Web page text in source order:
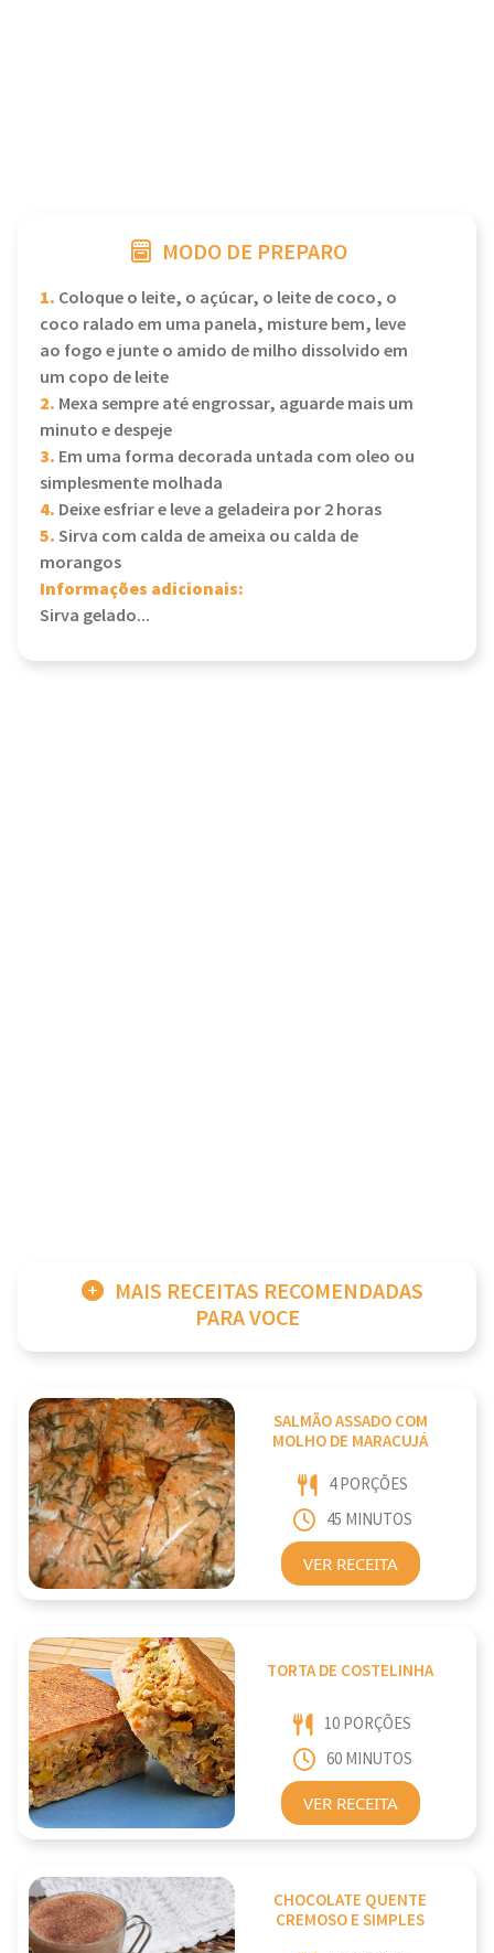
MODO DE PREPARO
1. Coloque o leite, o açúcar, o leite de coco, o
coco ralado em uma panela, misture bem, leve
ao fogo e junte o amido de milho dissolvido em
um copo de leite
2. Mexa sempre até engrossar, aguarde mais um
minuto e despeje
3. Em uma forma decorada untada com oleo ou
simplesmente molhada
4. Deixe esfriar e leve a geladeira por 2 horas
5.Sirva com calda de ameixa ou calda de
morangos
Informações adicionais:
Sirva gelado...
MAIS RECEITAS RECOMENDADAS
PARA VOCE
SALMÃO ASSADO COM
MOLHO DE MARACUJÁ
4 PORÇÕES
45 MINUTOS
VER RECEITA
TORTA DE COSTELINHA
10 PORÇÕES
60 MINUTOS
VER RECEITA
CHOCOLATE QUENTE
CREMOSO E SIMPLES